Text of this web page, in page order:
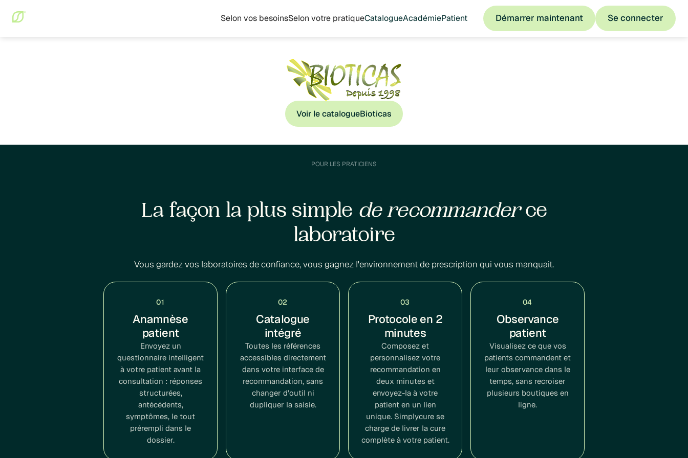
Selon vos besoinsSelon votre pratiqueCatalogueAcadémiePatient
Démarrer maintenant
Démarrer maintenant
Se connecter
Se connecter
Voir le catalogueBioticas
POUR LES PRATICIENS
La façon la plus simple de recommanderce
laboratoire
Vous gardez vos laboratoires de confiance, vous gagnez l'environnement de prescription qui vous manquait.
01
Anamnèse
patient
Envoyez un
questionnaire intelligent
à votre patient avant la
consultation : réponses
structurées,
antécédents,
symptômes, le tout
prérempli dans le
dossier.
02
Catalogue
intégré
Toutes les références
accessibles directement
dans votre interface de
recommandation, sans
changer d'outil ni
dupliquer la saisie.
03
Protocole en 2
minutes
Composez et
personnalisez votre
recommandation en
deux minutes et
envoyez-la à votre
patient en un lien
unique. Simplycure se
charge de livrer la cure
complète à votre patient.
04
Observance
patient
Visualisez ce que vos
patients commandent et
leur observance dans le
temps, sans recroiser
plusieurs boutiques en
ligne.